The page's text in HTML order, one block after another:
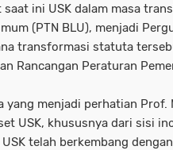
saat ini USK dalam masa
(PTN BLU), menjadi
transformasi statuta
Rancangan Peraturan
yang menjadi perhatian Prof.
USK, khususnya dari sisi
telah berkembang